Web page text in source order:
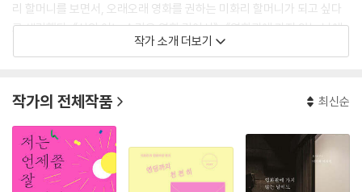
리 할머니를 보면서, 오래오래 영화를 권하는 미화리 할머니가 되고 싶다
고 생각했다. 《삶의 어느 순간은 영화 같아서》, 《영화관에 가지 않는 날에
도》, 《수어》, 《베를린 다이어리》 등을 썼다.
도로 방향에 약하다. 삶의 방향도 마찬가지. 그럴 때마다 내비게이션이 되
어준 건 영화였다. 회사를 그만둘 때, 베를린으로 떠날 때, 다시 돌아와 책
방 문을 열 때도, 영화는 내게 인생에 여러 갈래가 있다고 알려주었다. 물론
그 길엔 아스팔트 대신 자갈밭이 깔려있는 경우가 많았지만. 그럼에도 계
속 걸어갈 수 있었던 건 나처럼 평범하고 지질한, 영화 속 등장인물들 덕분
작가 소개 더보기
작가의 전체작품 최신순